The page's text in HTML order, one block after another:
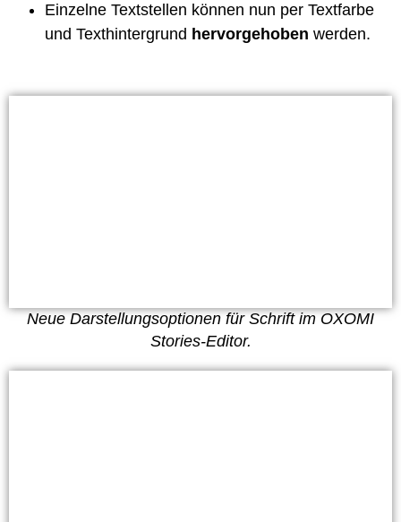
Einzelne Textstellen können nun per Textfarbe
und Texthintergrund hervorgehoben werden.
Neue Darstellungsoptionen für Schrift im OXOMI
Stories-Editor.